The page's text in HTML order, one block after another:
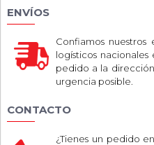
ENVÍOS
Confiamos nuestros
logísticos
pedido a la
urgencia posible.
CONTACTO
¿Tienes un pedido